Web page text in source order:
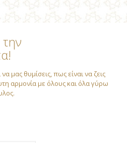
μας θυμίσεις, πως είναι να ζεις
αρμονία με όλους και όλα γύρω